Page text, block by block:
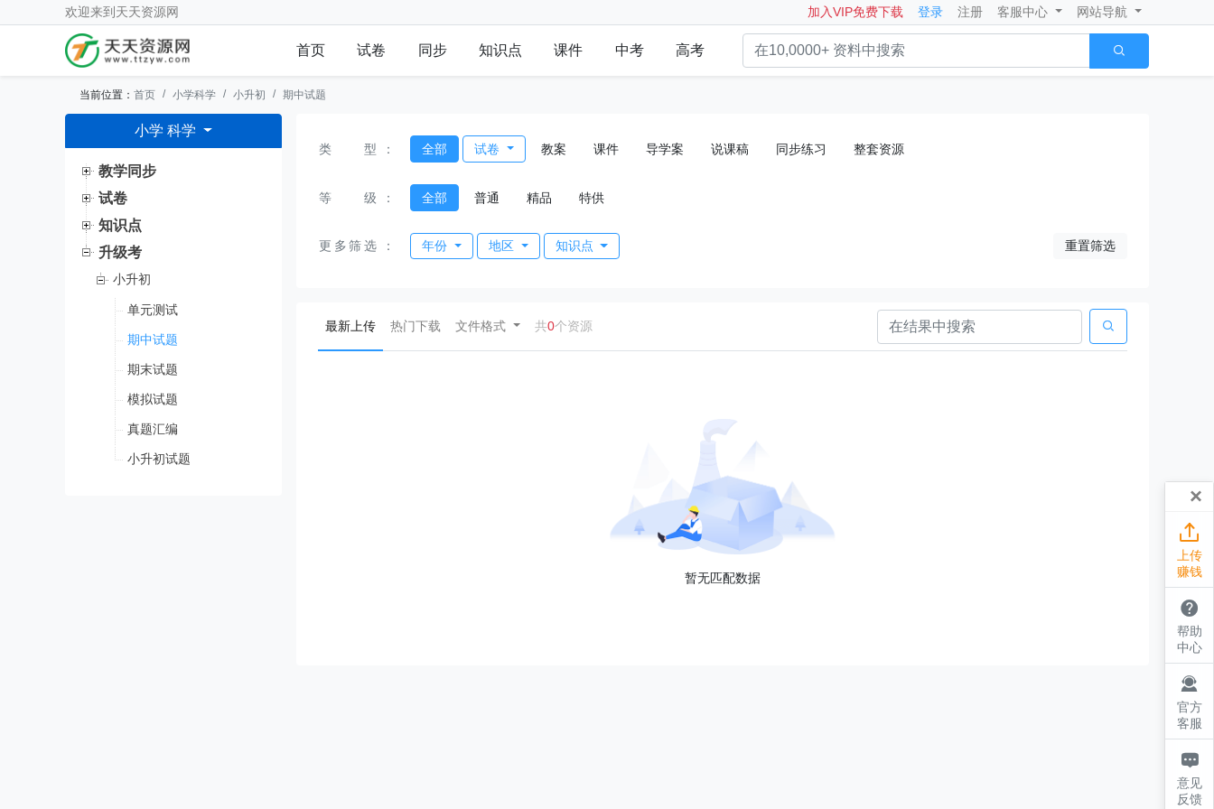
欢迎来到 天天资源网 加入VIP免费下载 登录 注册 客服中心 网站导航
首页 试卷 同步 知识点 课件 中考 高考 
当前位置： 首页 小学科学 小升初 期中试题
小学 科学
教学同步
试卷
知识点
升级考
小升初
单元测试
期中试题
期末试题
模拟试题
真题汇编
小升初试题
类型 ： 全部 试卷 教案 课件 导学案 说课稿 同步练习 整套资源
等级 ： 全部 普通 精品 特供
更多筛选 ： 年份 地区 知识点 重置筛选
最新上传(current)
热门下载 文件格式 共0个资源 
暂无匹配数据
×

上传
赚钱

帮助
中心

官方
客服

意见
反馈